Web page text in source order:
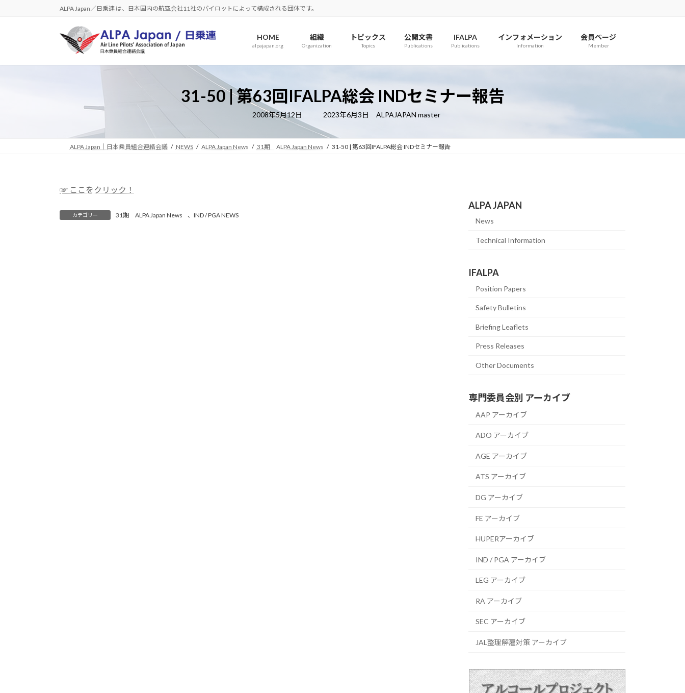
へ
ョ
ALPA Japan／日乗連 は、日本国内の航空会社11社のパイロットによって構成される団体です。
HOME
alpajapan.org
組織
Organization
トピックス
Topics
公開文書
Publications
IFALPA
Publications
インフォメーション
Information
会員ページ
Member
31-50 | 第63回IFALPA総会 INDセミナー報告
2008年5月12日
最
新
日
時
2023年6月3日 ALPAJAPAN master
ALPA Japan｜日本乗員組合連絡会議 NEWS ALPA Japan News 31期 ALPA Japan News 31-50 | 第63回IFALPA総会 INDセミナー報告
☞ ここをクリック！
カテゴリー 31期 ALPA Japan News 、 IND / PGA NEWS
ALPA JAPAN
News
Technical Information
IFALPA
Position Papers
Safety Bulletins
Briefing Leaflets
Press Releases
Other Documents
専門委員会別 アーカイブ
AAP アーカイブ
ADO アーカイブ
AGE アーカイブ
ATS アーカイブ
DG アーカイブ
FE アーカイブ
HUPERアーカイブ
IND / PGA アーカイブ
LEG アーカイブ
RA アーカイブ
SEC アーカイブ
JAL整理解雇対策 アーカイブ